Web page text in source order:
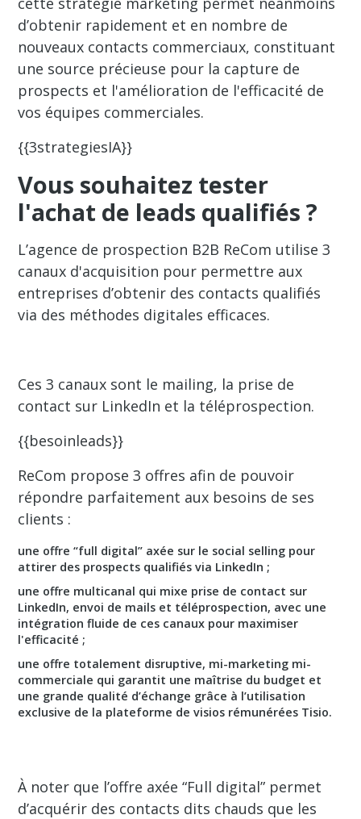
d’obtenir rapidement et en nombre de
nouveaux contacts commerciaux, constituant
une source précieuse pour la capture de
prospects et l'amélioration de l'efficacité de
vos équipes commerciales.‍
{{3strategiesIA}}
Vous souhaitez tester
l'achat de leads qualifiés ?
L’agence de prospection B2B ReCom utilise 3
canaux d'acquisition pour permettre aux
entreprises d’obtenir des contacts qualifiés
via des méthodes digitales efficaces.
Ces 3 canaux sont le mailing, la prise de
contact sur LinkedIn et la téléprospection.
{{besoinleads}}
ReCom propose 3 offres afin de pouvoir
répondre parfaitement aux besoins de ses
clients :
une offre“full digital” axée sur le social selling pour
attirer des prospects qualifiés via LinkedIn ;
une offre multicanal qui mixe prise de contact sur
LinkedIn, envoi de mails et téléprospection, avec une
intégration fluide de ces canaux pour maximiser
l'efficacité ;
une offre totalement disruptive, mi-marketing mi-
commerciale qui garantit une maîtrise du budget et
une grande qualité d’échange grâce à l’utilisation
exclusive de la plateforme de visios rémunérées Tisio.
À noter que l’offre axée “Full digital” permet
d’acquérir des contacts dits chauds que les